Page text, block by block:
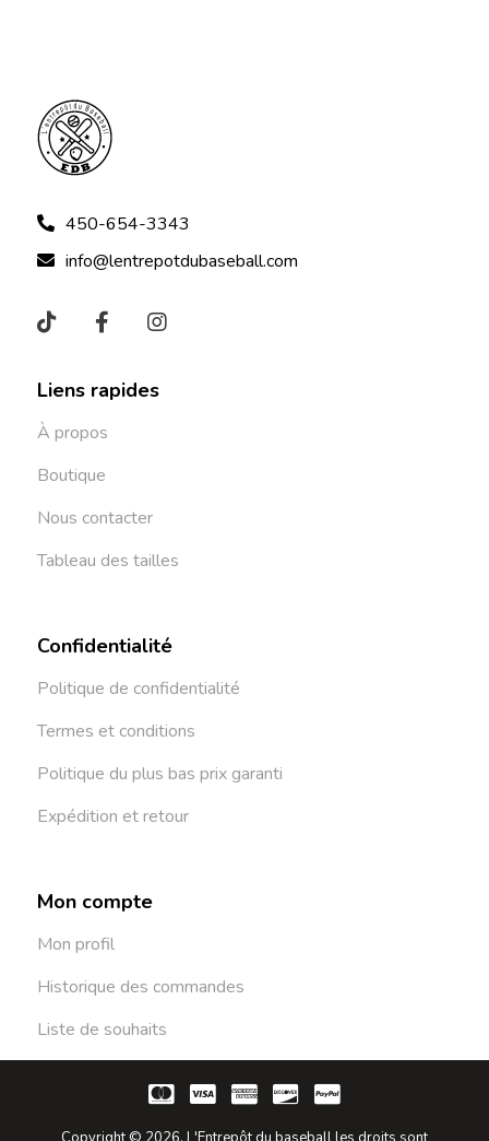
450-654-3343
info@lentrepotdubaseball.com
Liens rapides
À propos
Boutique
Nous contacter
Tableau des tailles
Confidentialité
Politique de confidentialité
Termes et conditions
Politique du plus bas prix garanti
Expédition et retour
Mon compte
Mon profil
Historique des commandes
Liste de souhaits